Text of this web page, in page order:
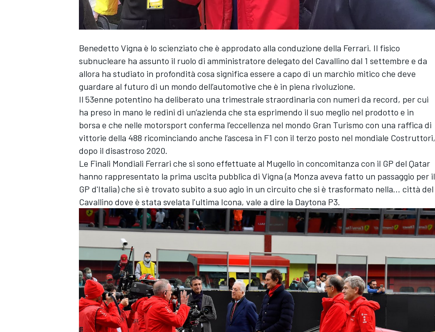
MONOPOSTO
Benedetto Vigna è lo scienziato che è approdato alla conduzione della Ferrari. Il fisico
subnucleare ha assunto il ruolo di amministratore delegato del Cavallino dal 1 settembre e da
allora ha studiato in profondità cosa significa essere a capo di un marchio mitico che deve
guardare al futuro di un mondo dell’automotive che è in piena rivoluzione.
Il 53enne potentino ha deliberato una trimestrale straordinaria con numeri da record, per cui
ha preso in mano le redini di un’azienda che sta esprimendo il suo meglio nel prodotto e in
borsa e che nelle motorsport conferma l’eccellenza nel mondo Gran Turismo con una raffica di
vittorie della 488 ricominciando anche l’ascesa in F1 con il terzo posto nel mondiale Costruttori,
dopo il disastroso 2020.
Le Finali Mondiali Ferrari che si sono effettuate al Mugello in concomitanza con il GP del Qatar
hanno rappresentato la prima uscita pubblica di Vigna (a Monza aveva fatto un passaggio per il
GP d'Italia) che si è trovato subito a suo agio in un circuito che si è trasformato nella… città del
Cavallino dove è stata svelata l'ultima Icona, vale a dire la Daytona P3.